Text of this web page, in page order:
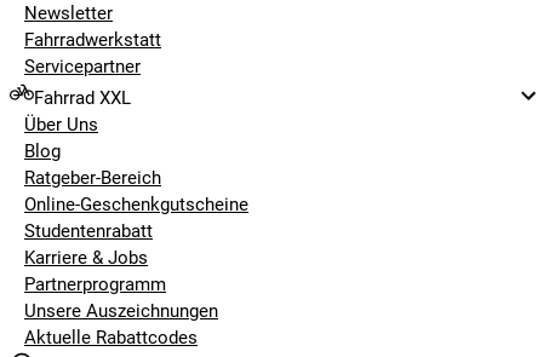
man in der Regel nichts falsch. Mit viel Präzision, die den
Schweizern nun mal inne liegt, baut Naloo Räder, die auf die
Ergonomie von kleinen Bikern perfekt abgestimmt sind. Die
leicht, zuverlässig und nicht zu teuer sind. Die cool aussehen
und so einfach Spaß machen.
Entdecke die verschiedenen Laufradgrößen
der Naloo Kinderfahrräder in unserem Shop:
Naloo Kinderfahrrad 16 Zoll
Naloo Kinderfahrrad 20 Zoll
Naloo Kinderfahrrad 24 Zoll
Newsletter
Fahrradwerkstatt
Servicepartner
Fahrrad XXL
Über Uns
Blog
Ratgeber-Bereich
Online-Geschenkgutscheine
Studentenrabatt
Karriere & Jobs
Partnerprogramm
Unsere Auszeichnungen
Aktuelle Rabattcodes